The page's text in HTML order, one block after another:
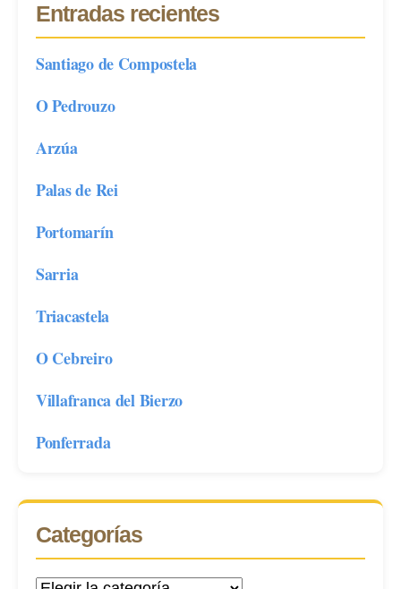
Entradas recientes
Santiago de Compostela
O Pedrouzo
Arzúa
Palas de Rei
Portomarín
Sarria
Triacastela
O Cebreiro
Villafranca del Bierzo
Ponferrada
Categorías
Categorías